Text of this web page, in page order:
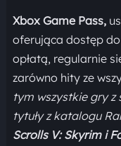
Xbox Game Pass,
oferująca dostęp do
opłatą, regularnie
zarówno hity ze
tym wszystkie gry z
tytuły z katalogu
Scrolls V: Skyrim i